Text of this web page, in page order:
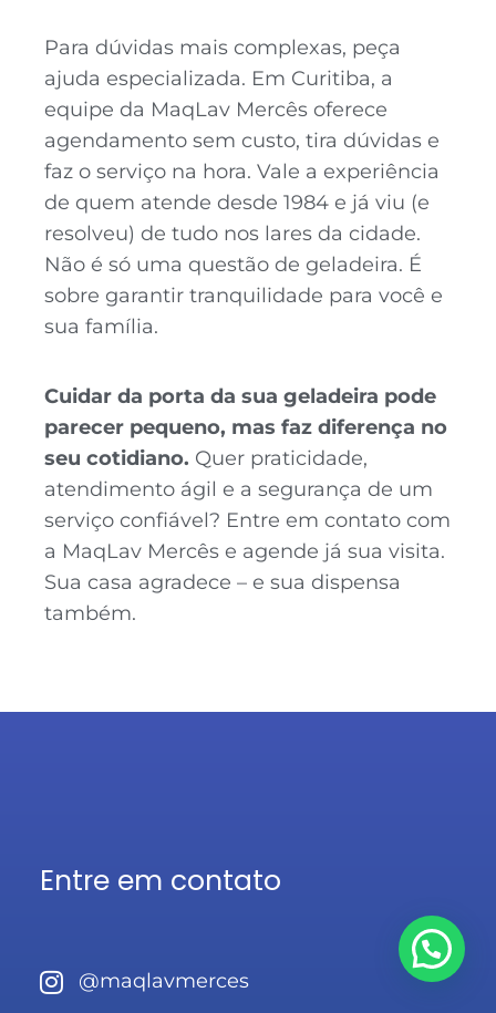
Para dúvidas mais complexas, peça
ajuda especializada. Em Curitiba, a
equipe da MaqLav Mercês oferece
agendamento sem custo, tira dúvidas e
faz o serviço na hora. Vale a experiência
de quem atende desde 1984 e já viu (e
resolveu) de tudo nos lares da cidade.
Não é só uma questão de geladeira. É
sobre garantir tranquilidade para você e
sua família.
Cuidar da porta da sua geladeira pode
parecer pequeno, mas faz diferença no
seu cotidiano. Quer praticidade,
atendimento ágil e a segurança de um
serviço confiável? Entre em contato com
a MaqLav Mercês e agende já sua visita.
Sua casa agradece – e sua dispensa
também.
Entre em contato
@maqlavmerces